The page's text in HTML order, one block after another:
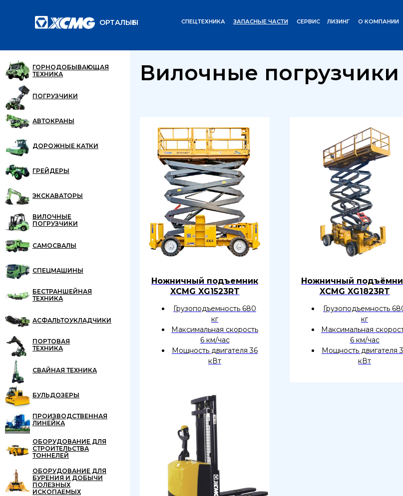
ОРТАЛЫҒЫ СПЕЦТЕХНИКА ЗАПАСНЫЕ ЧАСТИ СЕРВИС ЛИЗИНГ О КОМПАНИИ
ГОРНОДОБЫВАЮЩАЯ
ТЕХНИКА
ПОГРУЗЧИКИ
АВТОКРАНЫ
ДОРОЖНЫЕ КАТКИ
ГРЕЙДЕРЫ
ЭКСКАВАТОРЫ
БУЛЬДОЗЕРЫ
ВИЛОЧНЫЕ
ПОГРУЗЧИКИ
САМОСВАЛЫ
СПЕЦМАШИНЫ
БЕСТРАНШЕЙНАЯ
ТЕХНИКА
ПРОИЗВОДСТВЕННАЯ
ЛИНЕЙКА
АСФАЛЬТОУКЛАДЧИКИ
ОБОРУДОВАНИЕ ДЛЯ
СТРОИТЕЛЬСТВА
ТОННЕЛЕЙ
ОБОРУДОВАНИЕ ДЛЯ
БУРЕНИЯ И ДОБЫЧИ
ПОЛЕЗНЫХ
ИСКОПАЕМЫХ
СВАЙНАЯ ТЕХНИКА
ПОРТОВАЯ
ТЕХНИКА
Вилочные погрузчики
Ножничный подъемник
XCMG XG1523RT
Грузоподъемность 680
кг
Максимальная скорость
6 км/час
Мощность двигателя 36
кВт
Ножничный
XCMG XG1823RT
Грузоподъемность
кг
Максимальная
6 км/час
Мощность двигателя
кВт